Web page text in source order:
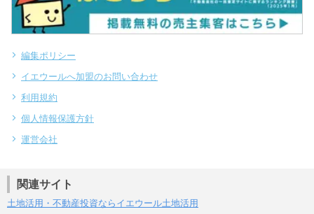
編集ポリシー
イエウールへ加盟のお問い合わせ
利用規約
個人情報保護方針
運営会社
関連サイト
土地活用・不動産投資ならイエウール土地活用